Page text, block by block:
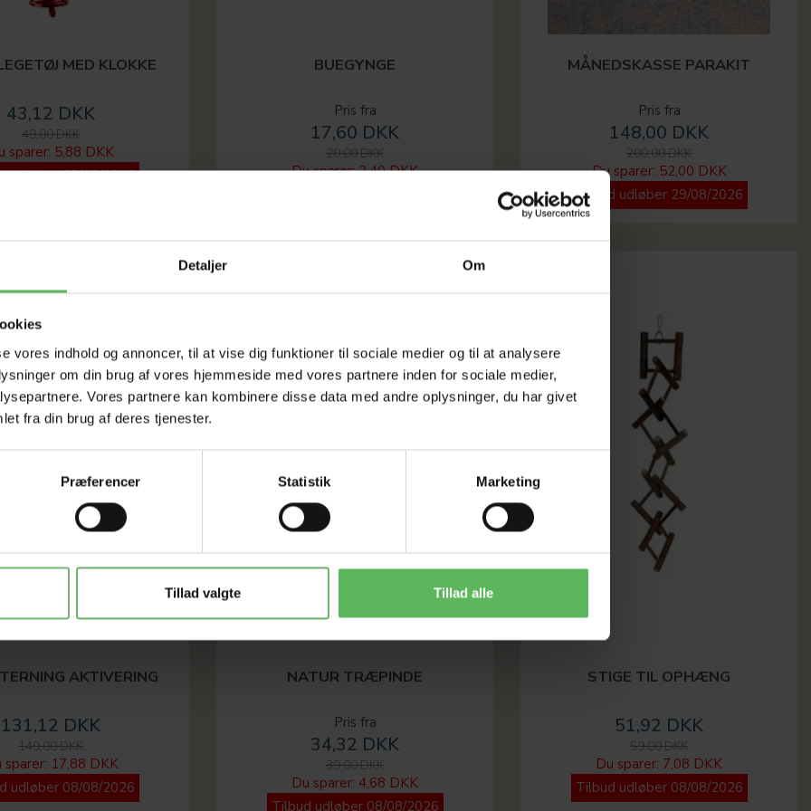
Detaljer Om
vores indhold og annoncer, til at vise dig funktioner til sociale medier og til at analysere
om din brug af vores hjemmeside med vores partnere inden for sociale medier,
Vores partnere kan kombinere disse data med andre oplysninger, du har givet
fra din brug af deres tjenester.
Præferencer Statistik Marketing
Tillad valgte Tillad alle
MED KLOKKE
43,12 DKK
49,00 DKK
sparer: 5,88 DKK
udløber 08/08/2026
BUEGYNGE
Pris fra
17,60 DKK
20,00 DKK
Du sparer:2,40 DKK
MÅNEDSKASSE PARAKIT
Pris fra
148,00 DKK
200,00 DKK
Du sparer: 52,00 DKK
Tilbud udløber 29/08/2026
AKTIVERING
131,12 DKK
149,00 DKK
sparer: 17,88 DKK
udløber 08/08/2026
NATUR TRÆPINDE
Pris fra
34,32 DKK
39,00 DKK
Du sparer: 4,68 DKK
Tilbud udløber 08/08/2026
STIGE TIL OPHÆNG
51,92 DKK
59,00 DKK
Du sparer: 7,08 DKK
Tilbud udløber 08/08/2026